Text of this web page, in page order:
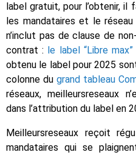
label gratuit, pour l’obtenir,
les mandataires et le
n’inclut pas de clause de
contrat : le label “Libre
obtenu le label pour 2025
colonne du grand tableau
réseaux, meilleursreseaux
dans l’attribution du label en
Meilleursreseaux reçoit
mandataires qui se